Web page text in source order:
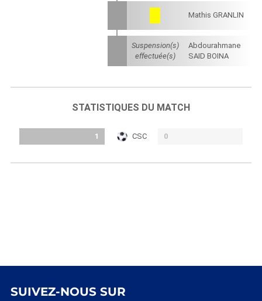
Mathis GRANLIN
Suspension(s)
effectuée(s)
Abdourahmane
SAID BOINA
STATISTIQUES DU MATCH
1 CSC 0
SUIVEZ-NOUS SUR